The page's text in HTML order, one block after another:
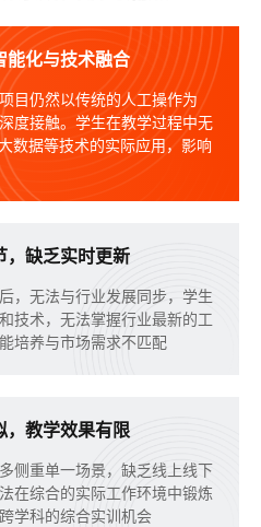
能化与技术融合
目仍然以传统的人工操作为
度接触。学生在教学过程中无
数据等技术的实际应用，影响
，缺乏实时更新
，无法与行业发展同步，学生
技术，无法掌握行业最新的工
培养与市场需求不匹配
，教学效果有限
侧重单一场景，缺乏线上线下
在综合的实际工作环境中锻炼
学科的综合实训机会